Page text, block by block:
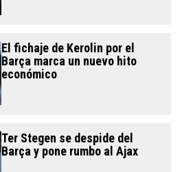
El fichaje de Kerolin por el
Barça marca un nuevo hito
económico
Ter Stegen se despide del
Barça y pone rumbo al Ajax